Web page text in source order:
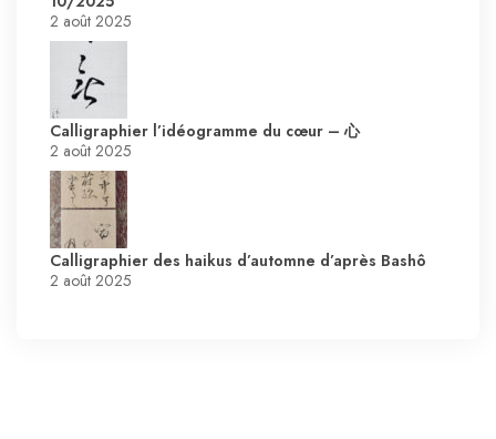
2 août 2025
Calligraphier l’idéogramme du cœur – 心
2 août 2025
Calligraphier des haikus d’automne d’après Bashô
2 août 2025